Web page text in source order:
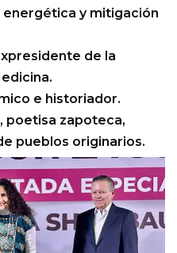
y mitigación
de la
e historiador.
, poetisa zapoteca,
pueblos originarios.